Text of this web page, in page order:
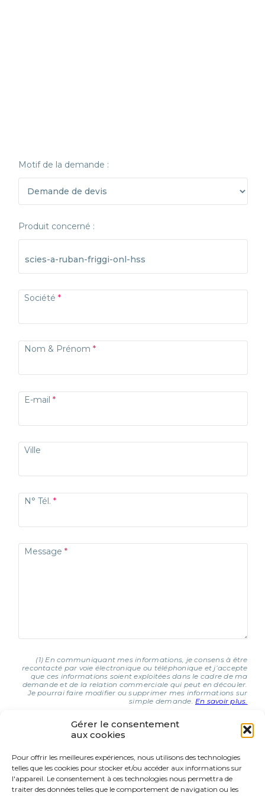
Gérer le consentement
aux cookies
Pour offrir les meilleures expériences, nous utilisons des technologies
telles que les cookies pour stocker et/ou accéder aux informations sur
l'appareil. Le consentement à ces technologies nous permettra de
traiter des données telles que le comportement de navigation ou les
Motif de la demande :
Produit concerné :
Société
Nom & Prénom
E-mail
Ville
N° Tél.
Message
(1) En communiquant mes informations, je consens à être
recontacté par voie électronique ou téléphonique et j’accepte
que ces informations soient exploitées dans le cadre de ma
demande et de la relation commerciale qui peut en découler.
Je pourrai faire modifier ou supprimer mes informations sur
simple demande. En savoir plus.
J'AI COMPRIS ET J'ACCEPTE (1)
9 Rue d’Italie
68310 Wittelsheim